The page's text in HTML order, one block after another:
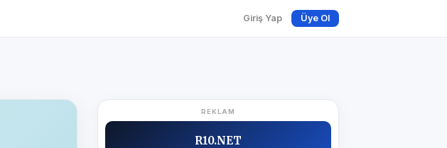
Giriş Yap Üye Ol
REKLAM
R10.NET